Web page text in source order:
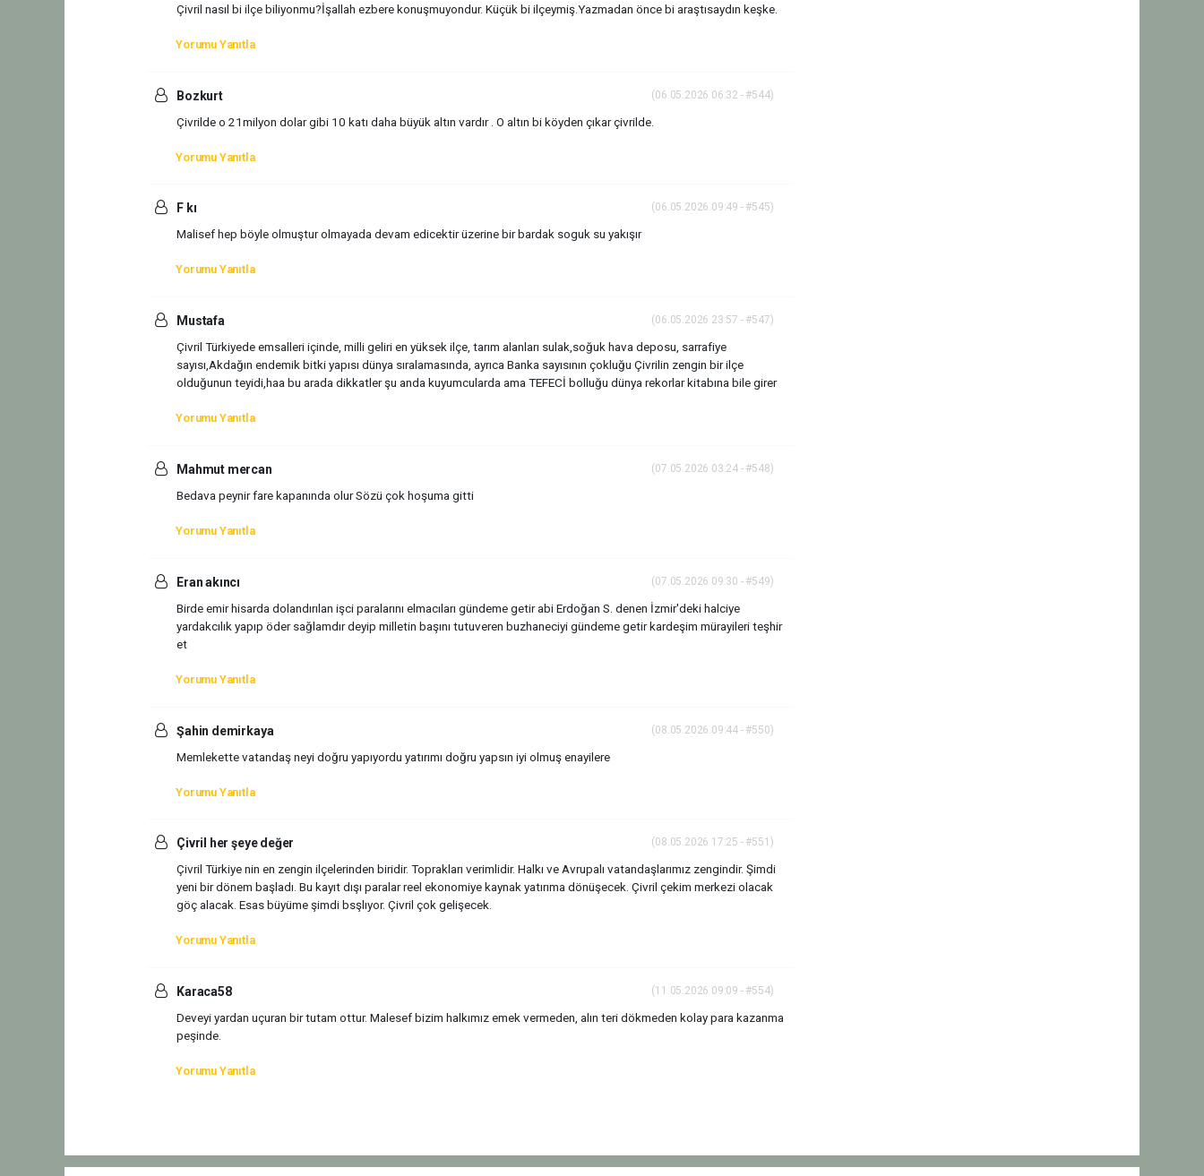
Çivril nasıl bi ilçe biliyonmu?İşallah ezbere konuşmuyondur. Küçük bi ilçeymiş.Yazmadan önce bi araştısaydın keşke.
Yorumu Yanıtla
Bozkurt (06.05.2026 06:32 - #544)
Çivrilde o 21milyon dolar gibi 10 katı daha büyük altın vardır . O altın bi köyden çıkar çivrilde.
Yorumu Yanıtla
F kı (06.05.2026 09:49 - #545)
Malisef hep böyle olmuştur olmayada devam edicektir üzerine bir bardak soguk su yakışır
Yorumu Yanıtla
Mustafa (06.05.2026 23:57 - #547)
Çivril Türkiyede emsalleri içinde, milli geliri en yüksek ilçe, tarım alanları sulak,soğuk hava deposu, sarrafiye
sayısı,Akdağın endemik bitki yapısı dünya sıralamasında, ayrıca Banka sayısının çokluğu Çivrilin zengin bir ilçe
olduğunun teyidi,haa bu arada dikkatler şu anda kuyumcularda ama TEFECİ bolluğu dünya rekorlar kitabına bile girer
Yorumu Yanıtla
Mahmut mercan (07.05.2026 03:24 - #548)
Bedava peynir fare kapanında olur Sözü çok hoşuma gitti
Yorumu Yanıtla
Eran akıncı (07.05.2026 09:30 - #549)
Birde emir hisarda dolandırılan işci paralarını elmacıları gündeme getir abi Erdoğan S. denen İzmir'deki halciye
yardakcılık yapıp öder sağlamdır deyip milletin başını tutuveren buzhaneciyi gündeme getir kardeşim mürayileri teşhir
et
Yorumu Yanıtla
Şahin demirkaya (08.05.2026 09:44 - #550)
Memlekette vatandaş neyi doğru yapıyordu yatırımı doğru yapsın iyi olmuş enayilere
Yorumu Yanıtla
Çivril her şeye değer (08.05.2026 17:25 - #551)
Çivril Türkiye nin en zengin ilçelerinden biridir. Toprakları verimlidir. Halkı ve Avrupalı vatandaşlarımız zengindir. Şimdi
yeni bir dönem başladı. Bu kayıt dışı paralar reel ekonomiye kaynak yatırıma dönüşecek. Çivril çekim merkezi olacak
göç alacak. Esas büyüme şimdi bsşlıyor. Çivril çok gelişecek.
Yorumu Yanıtla
Karaca58 (11.05.2026 09:09 - #554)
Deveyi yardan uçuran bir tutam ottur. Malesef bizim halkımız emek vermeden, alın teri dökmeden kolay para kazanma
peşinde.
Yorumu Yanıtla